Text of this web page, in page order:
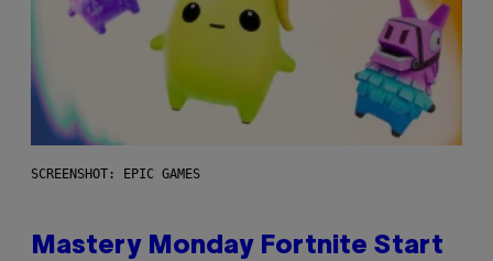
SCREENSHOT: EPIC GAMES
Mastery Monday Fortnite Start